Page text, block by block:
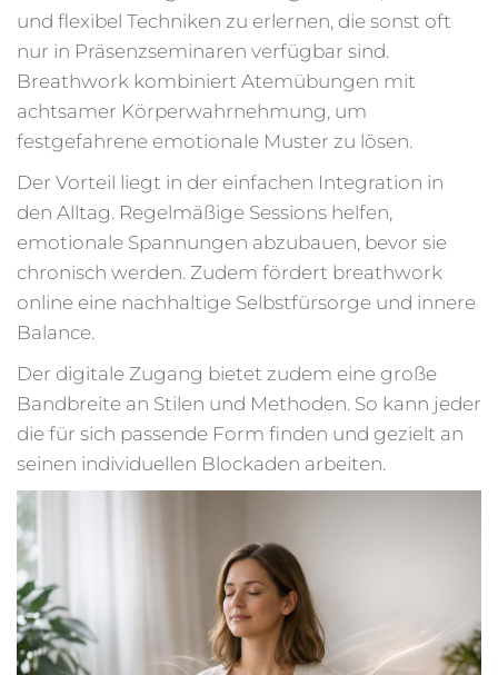
und flexibel Techniken zu erlernen, die sonst oft
nur in Präsenzseminaren verfügbar sind.
Breathwork kombiniert Atemübungen mit
achtsamer Körperwahrnehmung, um
festgefahrene emotionale Muster zu lösen.
Der Vorteil liegt in der einfachen Integration in
den Alltag. Regelmäßige Sessions helfen,
emotionale Spannungen abzubauen, bevor sie
chronisch werden. Zudem fördert breathwork
online eine nachhaltige Selbstfürsorge und innere
Balance.
Der digitale Zugang bietet zudem eine große
Bandbreite an Stilen und Methoden. So kann jeder
die für sich passende Form finden und gezielt an
seinen individuellen Blockaden arbeiten.